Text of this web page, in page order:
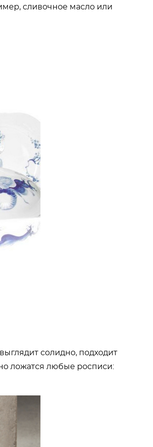
сливочное масло или
солидно, подходит
ложатся любые росписи: